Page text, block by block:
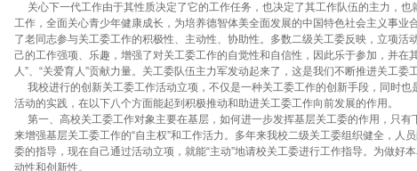
关心下一代工作由于其性质决定了它的工作任务，也决定了其工作队伍的主力，也
工作，全面关心青少年健康成长，为培养德智体美全面发展的中国特色社会主义事
了老同志参与关工委工作的积极性、主动性、协助性。多数二级关工委反映，立项
己的工作强项、乐趣，增强了对关工委工作的自觉性和自信性，因此乐于参加，并在
人”、“关爱育人”贡献力量。关工委队伍主力军发动起来了，这是我们不断推进关工委
我校进行的创新关工委工作活动立项，不仅是一种关工委工作的创新手段，同时
活动的实践，在以下八个方面能起到积极推动和助进关工委工作向前发展的作用。
第一、高校关工委工作对象主要在基层，如何进一步发挥基层关工委的作用，只有
来增强基层关工委工作的“自主权”和工作活力。多年来我校二级关工委组织健全，人
委的指导，现在自己通过活动立项，就能“主动”地请校关工委进行工作指导。为做
动性和创新性。